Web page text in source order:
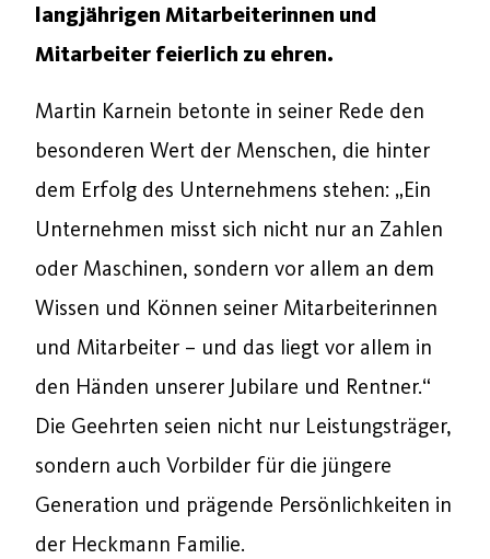
langjährigen Mitarbeiterinnen und
Mitarbeiter feierlich zu ehren.
Martin Karnein betonte in seiner Rede den
besonderen Wert der Menschen, die hinter
dem Erfolg des Unternehmens stehen: „Ein
Unternehmen misst sich nicht nur an Zahlen
oder Maschinen, sondern vor allem an dem
Wissen und Können seiner Mitarbeiterinnen
und Mitarbeiter – und das liegt vor allem in
den Händen unserer Jubilare und Rentner.“
Die Geehrten seien nicht nur Leistungsträger,
sondern auch Vorbilder für die jüngere
Generation und prägende Persönlichkeiten in
der Heckmann Familie.